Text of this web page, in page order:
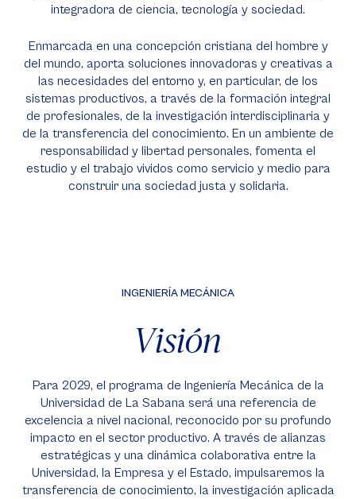
integradora de ciencia, tecnología y sociedad.
Enmarcada en una concepción cristiana del hombre y
del mundo, aporta soluciones innovadoras y creativas a
las necesidades del entorno y, en particular, de los
sistemas productivos, a través de la formación integral
de profesionales, de la investigación interdisciplinaria y
de la transferencia del conocimiento. En un ambiente de
responsabilidad y libertad personales, fomenta el
estudio y el trabajo vividos como servicio y medio para
construir una sociedad justa y solidaria.
INGENIERÍA MECÁNICA
Visión
Para 2029, el programa de Ingeniería Mecánica de la
Universidad de La Sabana será una referencia de
excelencia a nivel nacional, reconocido por su profundo
impacto en el sector productivo. A través de alianzas
estratégicas y una dinámica colaborativa entre la
Universidad, la Empresa y el Estado, impulsaremos la
transferencia de conocimiento, la investigación aplicada